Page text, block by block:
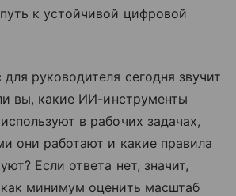
к устойчивой цифровой
руководителя сегодня звучит
вы, какие ИИ-инструменты
в рабочих задачах,
они работают и какие правила
Если ответа нет, значит,
минимум оценить масштаб